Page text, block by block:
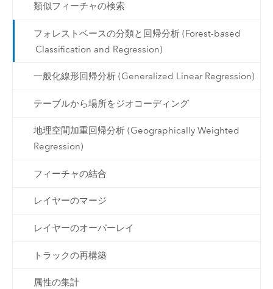
類似フィーチャの検索
フォレストベースの分類と回帰分析 (Forest-based
Classification and Regression)
一般化線形回帰分析 (Generalized Linear Regression)
テーブルから場所をジオコーディング
地理空間加重回帰分析 (Geographically Weighted
Regression)
フィーチャの結合
レイヤーのマージ
レイヤーのオーバーレイ
トラックの再構築
属性の集計